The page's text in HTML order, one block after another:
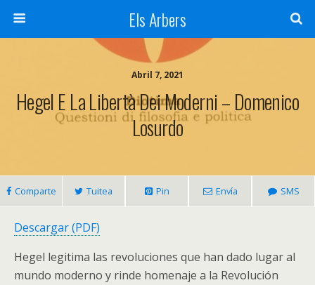
Els Arbers
Abril 7, 2021
Hegel E La Libertà Dei Moderni – Domenico
Losurdo
Comparte Tuitea Pin Envía SMS
Descargar (PDF)
Hegel legitima las revoluciones que han dado lugar al
mundo moderno y rinde homenaje a la Revolución